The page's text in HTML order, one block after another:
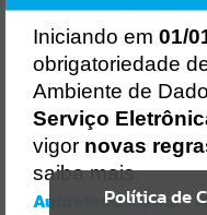
Resultados para""
PortaisPolítica de
Iniciando em 01/
obrigatoriedade
Ambiente de
Serviço
vigor novas
saiba mais.
Autoatendimento -
SISTEMA
Gerenciamento do
Ocorreu um erro de script:
Uncaught SyntaxError:
https://
pagina/licitacao-pregao-
2015/static/bundle/
Verificar Mais Detalhes